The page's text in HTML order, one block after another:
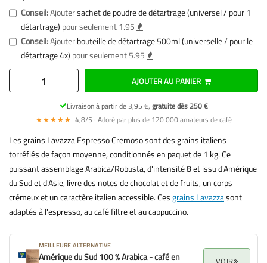
Conseil:Ajoutersachet de poudre de détartrage (universel / pour 1
détartrage) pour seulement 1.95
Conseil:Ajouterbouteille de détartrage 500ml (universelle / pour le
détartrage 4x) pour seulement 5.95
AJOUTER AU PANIER
Livraison à partir de 3,95 €, gratuite dès 250 €
★★★★★ 4,8/5 · Adoré par plus de 120 000 amateurs de café
Les grains Lavazza Espresso Cremoso sont des grains italiens
torréfiés de façon moyenne, conditionnés en paquet de 1 kg. Ce
puissant assemblage Arabica/Robusta, d'intensité 8 et issu d'Amérique
du Sud et d'Asie, livre des notes de chocolat et de fruits, un corps
crémeux et un caractère italien accessible. Cesgrains Lavazzasont
adaptés à l'espresso, au café filtre et au cappuccino.
MEILLEURE ALTERNATIVE
Amérique du Sud 100 % Arabica - café en